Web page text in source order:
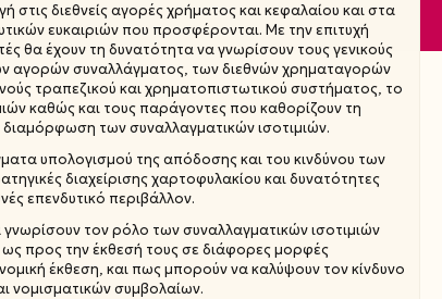
στις διεθνείς αγορές χρήματος και κεφαλαίου και στα
ευκαιριών που προσφέρονται. Με την επιτυχή
θα έχουν τη δυνατότητα να γνωρίσουν τους γενικούς
αγορών συναλλάγματος, των διεθνών χρηματαγορών
τραπεζικού και χρηματοπιστωτικού συστήματος, το
καθώς και τους παράγοντες που καθορίζουν τη
διαμόρφωση των συναλλαγματικών ισοτιμιών.
υπολογισμού της απόδοσης και του κινδύνου των
διαχείρισης χαρτοφυλακίου και δυνατότητες
επενδυτικό περιβάλλον.
γνωρίσουν τον ρόλο των συναλλαγματικών ισοτιμιών
προς την έκθεσή τους σε διάφορες μορφές
έκθεση, και πως μπορούν να καλύψουν τον κίνδυνο
νομισματικών συμβολαίων.